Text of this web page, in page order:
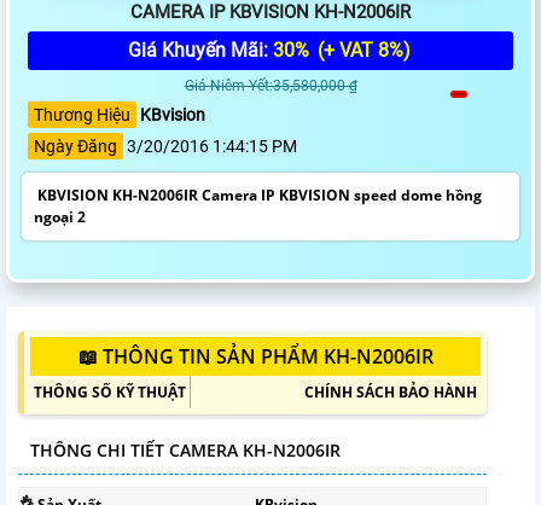
CAMERA IP KBVISION KH-N2006IR
Giá Khuyến Mãi: 30% (+ VAT 8%)
Giá Niêm Yết:35,580,000 ₫
Thương Hiệu
KBvision
Ngày Đăng 3/20/2016 1:44:15 PM
KBVISION KH-N2006IR Camera IP KBVISION speed dome hồng
ngoại 2
📖 THÔNG TIN SẢN PHẨM KH-N2006IR
THÔNG SỐ KỸ THUẬT CHÍNH SÁCH BẢO HÀNH
THÔNG CHI TIẾT CAMERA KH-N2006IR